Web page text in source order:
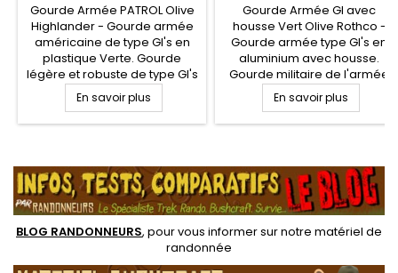
Gourde Armée PATROL Olive
Highlander - Gourde armée
américaine de type GI's en
plastique Verte. Gourde
légère et robuste de type GI's
américain robuste et
compacte, de volume 95 cl
avec bouchon de fermeture.
alimentaire Haute Densité
sans BPA de l'armée
américaine pour la
randonnée et le bushcraft....
En savoir plus
Gourde Armée GI avec
housse Vert Olive Rothco -
Gourde armée type GI's en
aluminium avec housse.
Gourde militaire de l'armée
américaine avec bouchon
plastique et chainette de
maintien. Volume utile 95 cl.
pour le bushcraft nature.
Fourni avec housse polyester
En savoir plus
BLOG RANDONNEURS, pour vous informer sur notre matériel de
randonnée